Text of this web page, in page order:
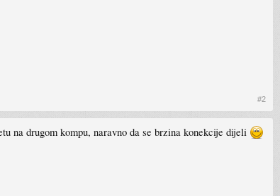
#2
na drugom kompu, naravno da se brzina konekcije dijeli